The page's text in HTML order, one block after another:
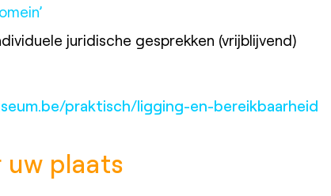
juridische gesprekken (vrijblijvend)
praktisch/ligging-en-bereikbaarheid
uw plaats